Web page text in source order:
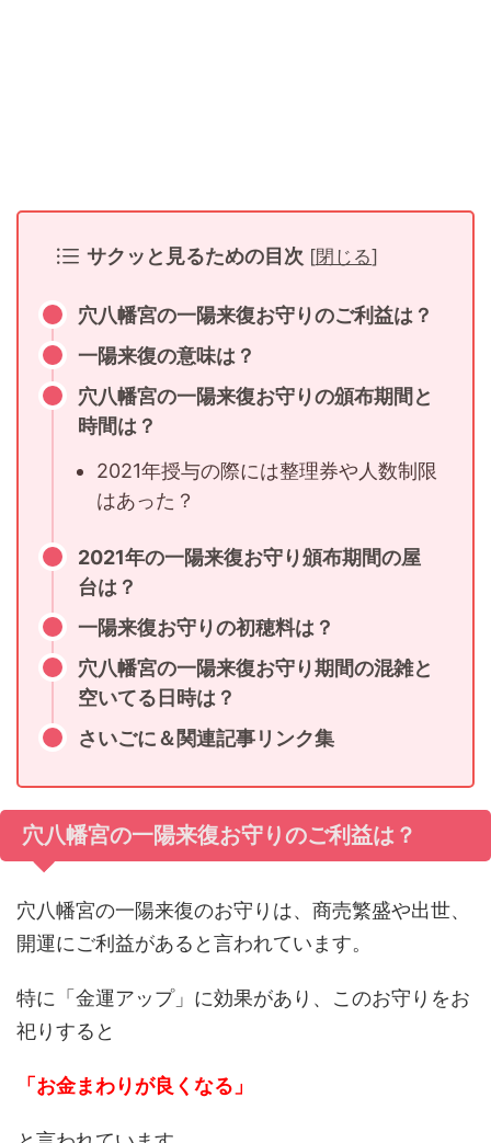
サクッと見るための目次 [閉じる]
穴八幡宮の一陽来復お守りのご利益は？
一陽来復の意味は？
穴八幡宮の一陽来復お守りの頒布期間と
時間は？
2021年授与の際には整理券や人数制限
はあった？
2021年の一陽来復お守り頒布期間の屋
台は？
一陽来復お守りの初穂料は？
穴八幡宮の一陽来復お守り期間の混雑と
空いてる日時は？
さいごに＆関連記事リンク集
穴八幡宮の一陽来復お守りのご利益は？
穴八幡宮の一陽来復のお守りは、商売繁盛や出世、
開運にご利益があると言われています。
特に「金運アップ」に効果があり、このお守りをお
祀りすると
「お金まわりが良くなる」